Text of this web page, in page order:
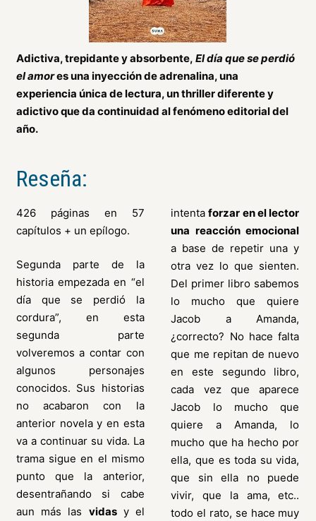
Adictiva, trepidante y absorbente, El día que se perdió
el amores una inyección de adrenalina, una
experiencia única de lectura, un thriller diferente y
adictivo que da continuidad al fenómeno editorial del
año.
Reseña:
426 páginas en 57
capítulos + un epílogo.
Segunda parte de la
historia empezada en “el
día que se perdió la
cordura”, en esta
segunda parte
volveremos a contar con
algunos personajes
conocidos. Sus historias
no acabaron con la
anterior novela y en esta
va a continuar su vida. La
trama sigue en el mismo
punto que la anterior,
desentrañando si cabe
aun más las vidasy el
intentaforzar en el lector
una reacción emocional
a base de repetir una y
otra vez lo que sienten.
Del primer libro sabemos
lo mucho que quiere
Jacob a Amanda,
¿correcto? No hace falta
que me repitan de nuevo
en este segundo libro,
cada vez que aparece
Jacob lo mucho que
quiere a Amanda, lo
mucho que ha hecho por
ella, que es toda su vida,
que sin ella no puede
vivir, que la ama, etc..
todo el rato, se hace muy